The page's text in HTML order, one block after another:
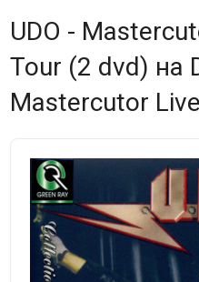
UDO -
Tour (2 dvd) на
Mastercutor